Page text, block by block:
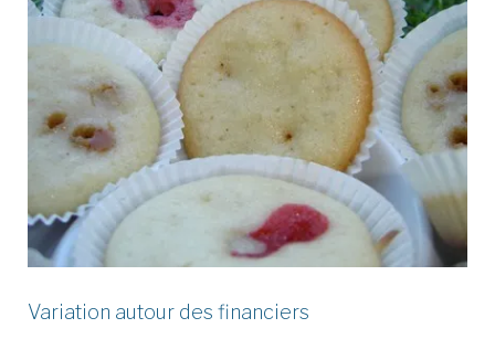
Variation autour des financiers